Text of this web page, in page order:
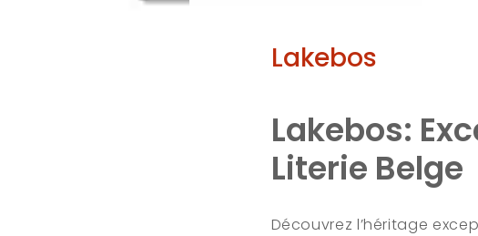
Lakebos
Lakebos:
Literie Belge
Découvrez l’héritage